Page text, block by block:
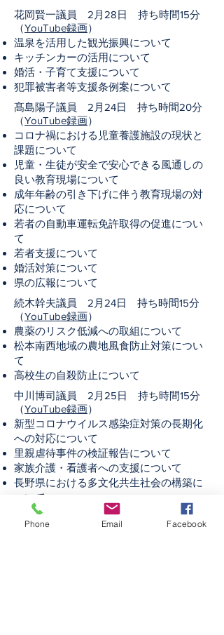
花岡賢一議員 2月28日 持ち時間15分
（YouTube録画）
温泉を活用した観光振興について
キッチンカーの活用について
婚活・子育て支援について
犯罪被害者等支援条例案について
髙島陽子議員 2月24日 持ち時間20分
（YouTube録画）
コロナ禍における児童養護施設の現状と
課題について
児童・生徒が安全で安心できる風通しの
良い教育現場について
成年年齢の引き下げに伴う教育現場の対
応について
若者の自動車運転免許取得の促進につい
て
若者支援について
婚活対策について
県の広報について
続木幹夫議員 2月24日 持ち時間15分
（YouTube録画）
農薬のリスク低減への取組について
松本南西地域の農地風食防止対策につい
て
高校生の自殺防止について
中川博司議員 2月25日 持ち時間15分
（YouTube録画）
新型コロナウイルス感染症対策の長期化
への対応について
里親虐待事件の検証報告について
家族介護・看護者への支援について
長野県における多文化共生社会の構築に
ついて
児童・生徒の通学路の安全確保について
有機農業・地産地消の推進について
Phone Email Facebook